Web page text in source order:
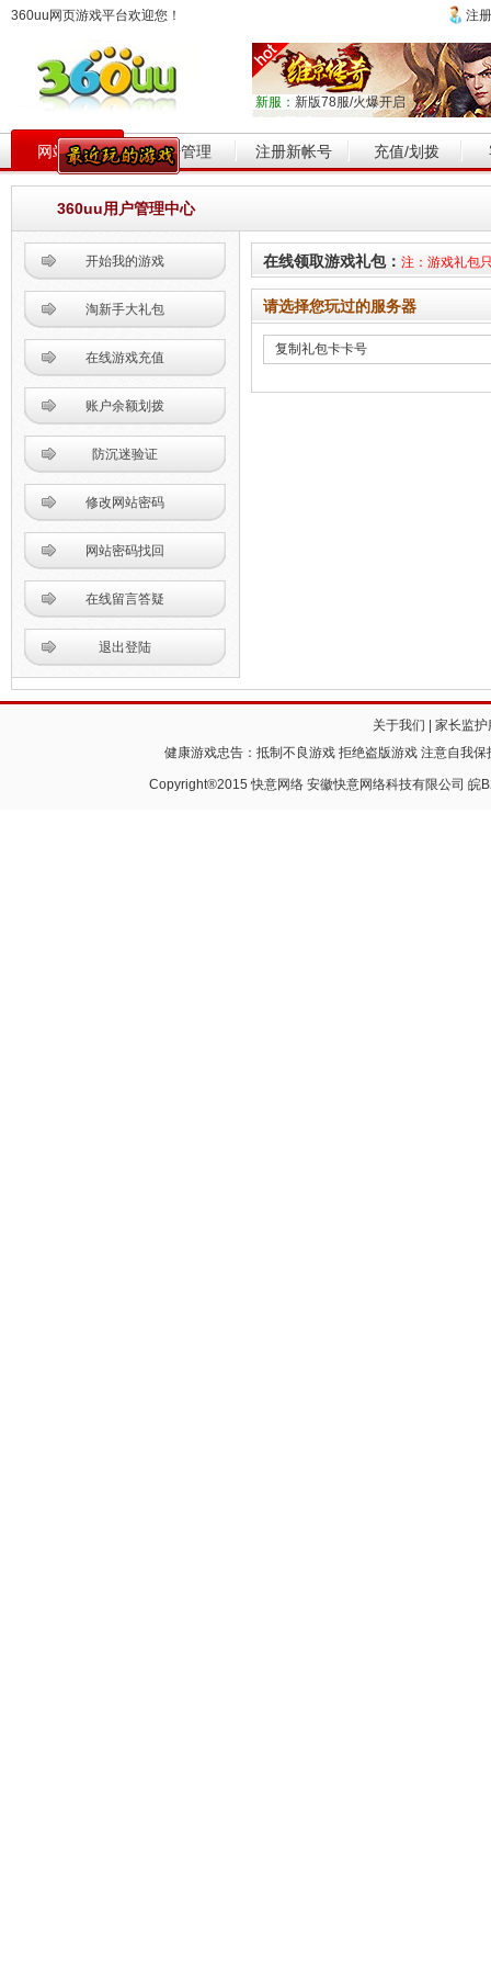
360uu网页游戏平台欢迎您！ 注册
新服： 新版78服/火爆开启
网站首页 帐号管理 注册新帐号 充值/划拨
360uu用户管理中心
开始我的游戏
淘新手大礼包
在线游戏充值
账户余额划拨
防沉迷验证
修改网站密码
网站密码找回
在线留言答疑
退出登陆
在线领取游戏礼包： 注：游戏礼包
请选择您玩过的服务器
关于我们
家长监护
健康游戏忠告：抵制不良游戏 拒绝盗版游戏 注意自我
Copyright®2015 快意网络 安徽快意网络科技有限公司 皖